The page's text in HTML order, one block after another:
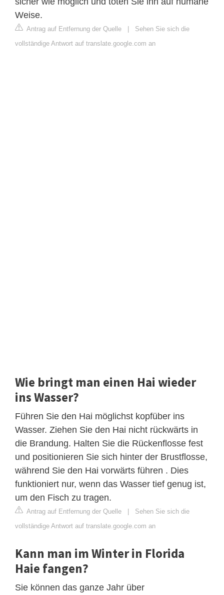
Weise.
Antrag auf Entfernung der Quelle | Sehen Sie sich die
vollständige Antwort auf translate.google.com an
Wie bringt man einen Hai wieder
ins Wasser?
Führen Sie den Hai möglichst kopfüber ins
Wasser. Ziehen Sie den Hai nicht rückwärts in
die Brandung. Halten Sie die Rückenflosse fest
und positionieren Sie sich hinter der Brustflosse,
während Sie den Hai vorwärts führen . Dies
funktioniert nur, wenn das Wasser tief genug ist,
um den Fisch zu tragen.
Antrag auf Entfernung der Quelle | Sehen Sie sich die
vollständige Antwort auf translate.google.com an
Kann man im Winter in Florida
Haie fangen?
Sie können das ganze Jahr über